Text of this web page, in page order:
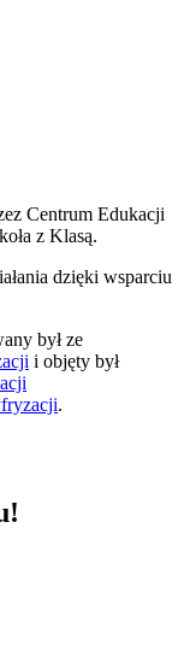
Centrum Edukacji
z Klasą.
dzięki wsparciu
był ze
i objęty był
.